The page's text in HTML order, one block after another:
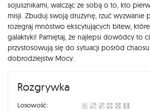
sojusznikami, walcząc ze sobą o to, kto
misji. Zbuduj swoją drużynę, rzuć wyzwanie
rozegraj mnóstwo ekscytujących bitew,
galaktyki! Pamiętaj, że najlepsi dowódcy to
przystosowują się do sytuacji pośród
dobrodziejstw Mocy.
Rozgrywka
Losowość: